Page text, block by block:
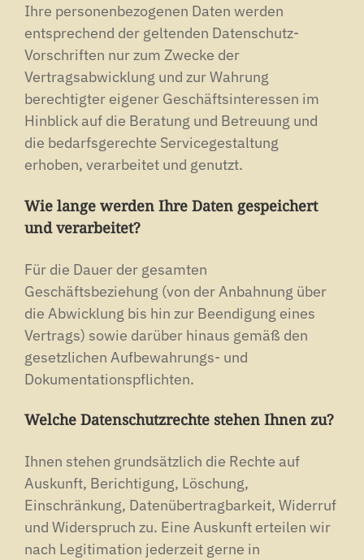
Ihre personenbezogenen Daten werden
entsprechend der geltenden Datenschutz-
Vorschriften nur zum Zwecke der
Vertragsabwicklung und zur Wahrung
berechtigter eigener Geschäftsinteressen im
Hinblick auf die Beratung und Betreuung und
die bedarfsgerechte Servicegestaltung
erhoben, verarbeitet und genutzt.
Wie lange werden Ihre Daten gespeichert
und verarbeitet?
Für die Dauer der gesamten
Geschäftsbeziehung (von der Anbahnung über
die Abwicklung bis hin zur Beendigung eines
Vertrags) sowie darüber hinaus gemäß den
gesetzlichen Aufbewahrungs- und
Dokumentationspflichten.
Welche Datenschutzrechte stehen Ihnen zu?
Ihnen stehen grundsätzlich die Rechte auf
Auskunft, Berichtigung, Löschung,
Einschränkung, Datenübertragbarkeit, Widerruf
und Widerspruch zu. Eine Auskunft erteilen wir
nach Legitimation jederzeit gerne in